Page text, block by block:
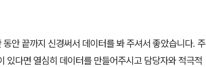
안 끝까지 신경써서 데이터를 봐 주셔서 좋았습니다. 주
있다면 열심히 데이터를 만들어주시고 담당자와 적극적